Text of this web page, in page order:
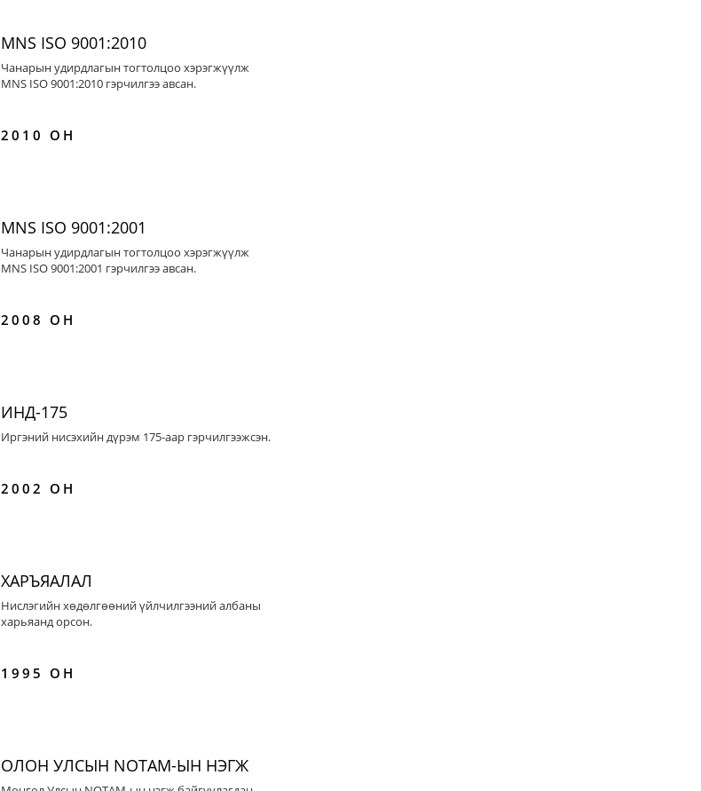
MNS ISO 9001:2010
Чанарын удирдлагын тогтолцоо хэрэгжүүлж
MNS ISO 9001:2010 гэрчилгээ авсан.
2010 ОН
MNS ISO 9001:2001
Чанарын удирдлагын тогтолцоо хэрэгжүүлж
MNS ISO 9001:2001 гэрчилгээ авсан.
2008 ОН
ИНД-175
Иргэний нисэхийн дүрэм 175-аар гэрчилгээжсэн.
2002 ОН
ХАРЪЯАЛАЛ
Нислэгийн хөдөлгөөний үйлчилгээний албаны
харьяанд орсон.
1995 ОН
ОЛОН УЛСЫН NOTAM-ЫН НЭГЖ